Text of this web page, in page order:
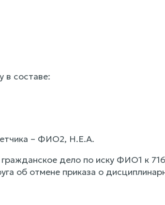
в составе:
– ФИО2, Н.Е.А.
дело по иску ФИО1 к
об отмене приказа о